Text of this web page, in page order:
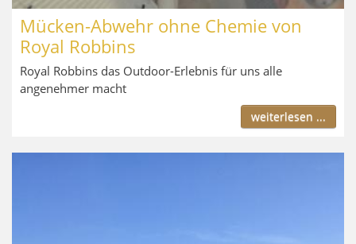
Mücken-Abwehr ohne Chemie von
Royal Robbins
Royal Robbins das Outdoor-Erlebnis für uns alle
angenehmer macht
weiterlesen ...